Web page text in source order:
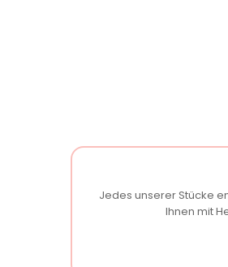
Jedes unserer Stücke
Ihnen mit